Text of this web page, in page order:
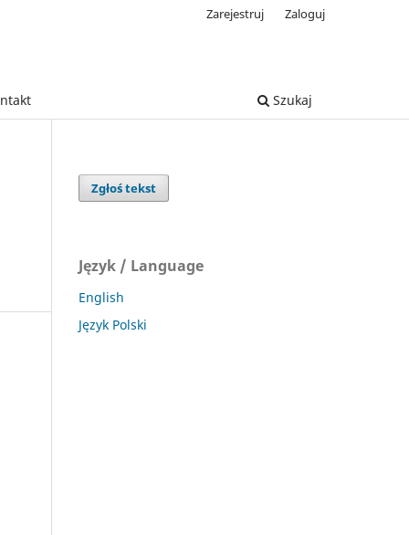
Szukaj
Zarejestruj Zaloguj
Zgłoś tekst
Język / Language
English
Język Polski